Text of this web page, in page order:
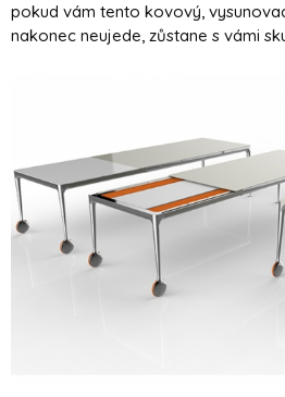
pokud vám tento kovový,
nakonec neujede, zůstane s vámi